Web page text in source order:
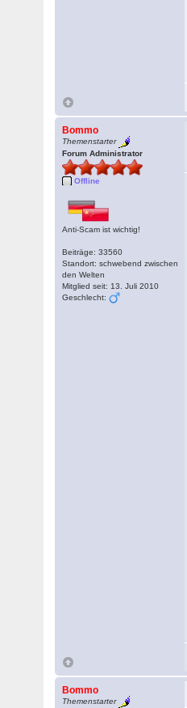
Bommo
Themenstarter
Forum Administrator
Offline
Anti-Scam ist wichtig!
Beiträge: 33560
Standort: schwebend zwischen
den Welten
Mitglied seit: 13. Juli 2010
Geschlecht:
Bommo
Themenstarter